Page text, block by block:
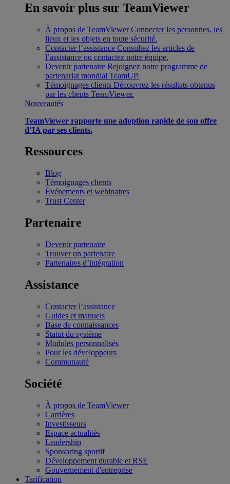
En savoir plus sur TeamViewer
À propos de TeamViewer Connecter les personnes, les
lieux et les objets en toute sécurité.
Contacter l’assistance Consultez les articles de
l’assistance ou contactez notre équipe.
Devenir partenaire Rejoignez notre programme de
partenariat mondial TeamUP.
Témoignages clients Découvrez les résultats obtenus
par les clients TeamViewer.
Nouveautés
TeamViewer rapporte une adoption rapide de son offre
d’IA par ses clients.
Ressources
Blog
Témoignages clients
Événements et webinaires
Trust Center
Partenaire
Devenir partenaire
Trouver un partenaire
Partenaires d’intégration
Assistance
Contacter l’assistance
Guides et manuels
Base de connaissances
Statut du système
Modules personnalisés
Pour les développeurs
Communauté
Société
À propos de TeamViewer
Carrières
Investisseurs
Espace actualités
Leadership
Sponsoring sportif
Développement durable et RSE
Gouvernement d'entreprise
Tarification